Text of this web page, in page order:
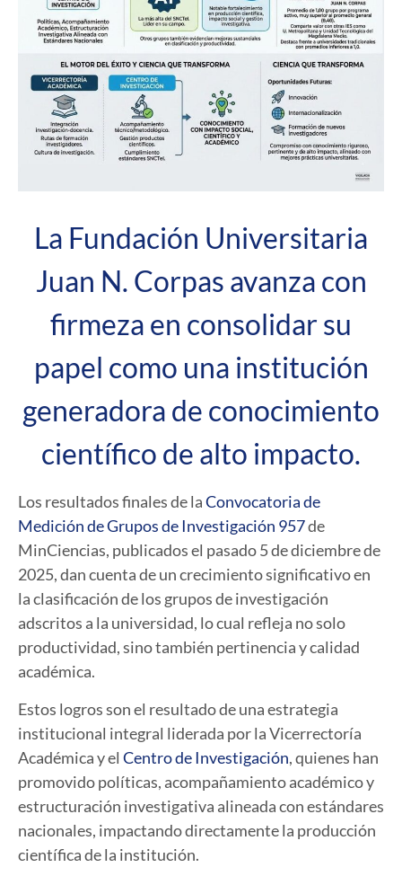
La Fundación Universitaria
Juan N. Corpas avanza con
firmeza en consolidar su
papel como una institución
generadora de conocimiento
científico de alto impacto.
Los resultados finales de laConvocatoria de
Medición de Grupos de Investigación 957de
MinCiencias, publicados el pasado 5 de diciembre de
2025, dan cuenta de un crecimiento significativo en
la clasificación de los grupos de investigación
adscritos a la universidad, lo cual refleja no solo
productividad, sino también pertinencia y calidad
académica.
Estos logros son el resultado de una estrategia
institucional integral liderada por la Vicerrectoría
Académica y el Centro de Investigación, quienes han
promovido políticas, acompañamiento académico y
estructuración investigativa alineada con estándares
nacionales, impactando directamente la producción
científica de la institución.